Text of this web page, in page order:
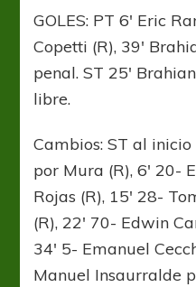
GOLES: PT 6′ Eric
Copetti (R), 39′
penal. ST 25′
libre.
Cambios: ST al
por Mura (R), 6′ 20-
Rojas (R), 15′ 28-
(R), 22′ 70- Edwin
34′ 5- Emanuel
Manuel Insaurralde